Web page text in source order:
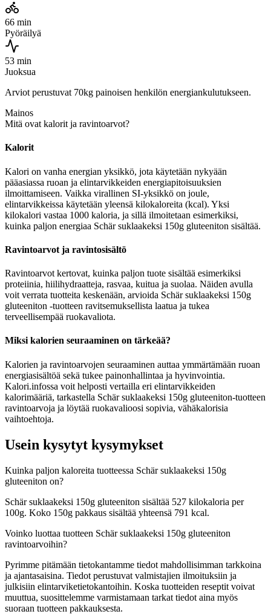
66 min
Pyöräilyä
53 min
Juoksua
Arviot perustuvat 70kg painoisen henkilön energiankulutukseen.
Mainos
Mitä ovat kalorit ja ravintoarvot?
Kalorit
Kalori on vanha energian yksikkö, jota käytetään nykyään
pääasiassa ruoan ja elintarvikkeiden energiapitoisuuksien
ilmoittamiseen. Vaikka virallinen SI-yksikkö on joule,
elintarvikkeissa käytetään yleensä kilokaloreita (kcal). Yksi
kilokalori vastaa 1000 kaloria, ja sillä ilmoitetaan esimerkiksi,
kuinka paljon energiaa Schär suklaakeksi 150g gluteeniton sisältää.
Ravintoarvot ja ravintosisältö
Ravintoarvot kertovat, kuinka paljon tuote sisältää esimerkiksi
proteiinia, hiilihydraatteja, rasvaa, kuitua ja suolaa. Näiden avulla
voit verrata tuotteita keskenään, arvioida Schär suklaakeksi 150g
gluteeniton -tuotteen ravitsemuksellista laatua ja tukea
terveellisempää ruokavaliota.
Miksi kalorien seuraaminen on tärkeää?
Kalorien ja ravintoarvojen seuraaminen auttaa ymmärtämään ruoan
energiasisältöä sekä tukee painonhallintaa ja hyvinvointia.
Kalori.infossa voit helposti vertailla eri elintarvikkeiden
kalorimääriä, tarkastella Schär suklaakeksi 150g gluteeniton-tuotteen
ravintoarvoja ja löytää ruokavalioosi sopivia, vähäkalorisia
vaihtoehtoja.
Usein kysytyt kysymykset
Kuinka paljon kaloreita tuotteessa Schär suklaakeksi 150g
gluteeniton on?
Schär suklaakeksi 150g gluteeniton sisältää 527 kilokaloria per
100g. Koko 150g pakkaus sisältää yhteensä 791 kcal.
Voinko luottaa tuotteen Schär suklaakeksi 150g gluteeniton
ravintoarvoihin?
Pyrimme pitämään tietokantamme tiedot mahdollisimman tarkkoina
ja ajantasaisina. Tiedot perustuvat valmistajien ilmoituksiin ja
julkisiin elintarviketietokantoihin. Koska tuotteiden reseptit voivat
muuttua, suosittelemme varmistamaan tarkat tiedot aina myös
suoraan tuotteen pakkauksesta.